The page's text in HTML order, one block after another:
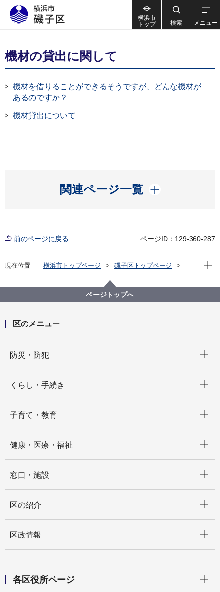
横浜市
トップ
検索 メニュー
機材の貸出に関して
機材を借りることができるそうですが、どんな機材が
あるのですか？
機材貸出について
関連ページ一覧
開く
前のページに戻る ページID：129-360-287
現在位置 横浜市トップページ
磯子区トップページ
区民活動支援センター
支援センターによくあるご質問
機材の貸出に関して
現在
ページトップへ
区のメニュー
防災・防犯
くらし・手続き
子育て・教育
健康・医療・福祉
窓口・施設
区の紹介
区政情報
各区役所ページ